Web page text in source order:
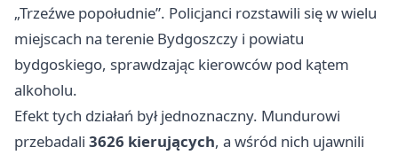
„Trzeźwe popołudnie”. Policjanci rozstawili się w wielu
miejscach na terenie Bydgoszczy i powiatu
bydgoskiego, sprawdzając kierowców pod kątem
alkoholu.
Efekt tych działań był jednoznaczny. Mundurowi
przebadali 3626 kierujących, a wśród nich ujawnili